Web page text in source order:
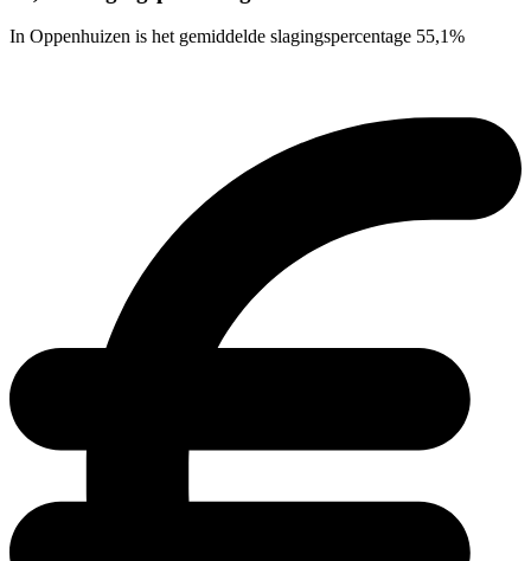
In Oppenhuizen is het gemiddelde slagingspercentage 55,1%